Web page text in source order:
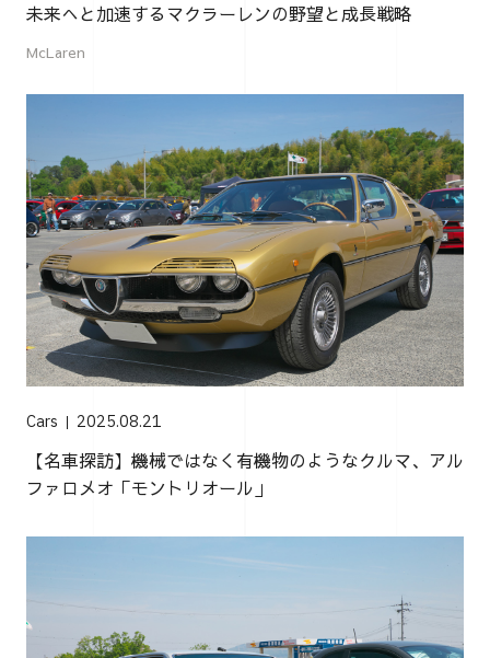
未来へと加速するマクラーレンの野望と成長戦略
McLaren
Cars 2025.08.21
【名車探訪】機械ではなく有機物のようなクルマ、アル
ファロメオ「モントリオール」